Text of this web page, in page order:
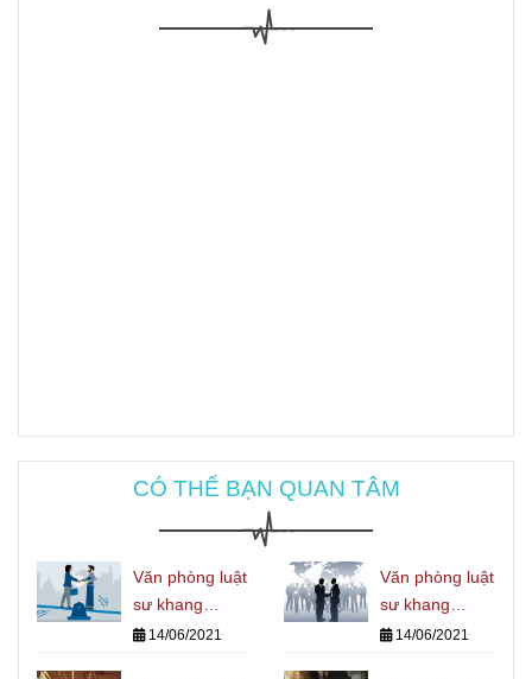
CÓ THỂ BẠN QUAN TÂM
Văn phòng luật
sư khang
chính: LUẬT
14/06/2021
Văn phòng luật
sư khang
chính: LUẬT
14/06/2021